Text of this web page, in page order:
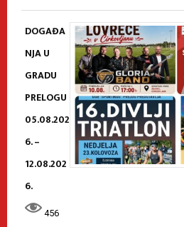
DOGAĐA
NJA U
GRADU
PRELOGU
05.08.202
6. –
12.08.202
6.
456